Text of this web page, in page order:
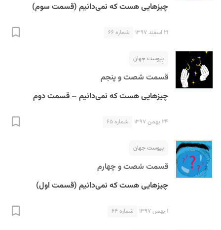
چیزهایی هست که نمی‌دانیم (قسمت سوم)
۲۱ اسفند ۱۳۹۷ شماره ۶۶
پیوست جهان
قسمت شصت و پنجم
چیزهایی هست که نمی‌دانیم – قسمت دوم
۲۴ بهمن ۱۳۹۷ شماره ۶۵
پیوست جهان
قسمت شصت و چهارم
چیزهایی هست که نمی‌دانیم (قسمت اول)
۱ بهمن ۱۳۹۷ شماره ۶۴